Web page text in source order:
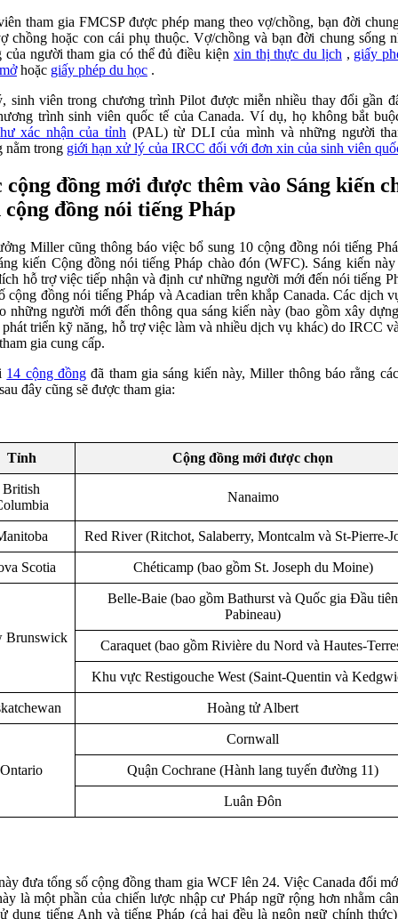
tham gia FMCSP được phép mang theo vợ/chồng, bạn đời
chồng hoặc con cái phụ thuộc. Vợ/chồng và bạn đời chung sống
của người tham gia có thể đủ điều kiện xin thị thực du lịch , giấy
hoặc giấy phép du học .
sinh viên trong chương trình Pilot được miễn nhiều thay đổi gần
trình sinh viên quốc tế của Canada. Ví dụ, họ không bắt
xác nhận của tỉnh (PAL) từ DLI của mình và những người
nằm trong giới hạn xử lý của IRCC đối với đơn xin của sinh viên
cộng đồng mới được thêm vào Sáng kiến
cộng đồng nói tiếng Pháp
Miller cũng thông báo việc bổ sung 10 cộng đồng nói tiếng
kiến ​​Cộng đồng nói tiếng Pháp chào đón (WFC). Sáng kiến ​​này
hỗ trợ việc tiếp nhận và định cư những người mới đến nói tiếng
cộng đồng nói tiếng Pháp và Acadian trên khắp Canada. Các dịch
những người mới đến thông qua sáng kiến ​​này (bao gồm xây
phát triển kỹ năng, hỗ trợ việc làm và nhiều dịch vụ khác) do IRCC
gia cung cấp.
14 cộng đồng đã tham gia sáng kiến ​​này, Miller thông báo rằng
đây cũng sẽ được tham gia:
Tỉnh Cộng đồng mới được chọn
British
Nanaimo
Red River (Ritchot, Salaberry, Montcalm và St-Pierre-
Scotia Chéticamp (bao gồm St. Joseph du Moine)
Brunswick
Belle-Baie (bao gồm Bathurst và Quốc gia Đầu tiên
Pabineau)
Caraquet (bao gồm Rivière du Nord và Hautes-
Khu vực Restigouche West (Saint-Quentin và
Hoàng tử Albert
Ontario
Cornwall
Quận Cochrane (Hành lang tuyến đường 11)
Luân Đôn
đưa tổng số cộng đồng tham gia WCF lên 24. Việc Canada đổi
là một phần của chiến lược nhập cư Pháp ngữ rộng hơn nhằm
dụng tiếng Anh và tiếng Pháp (cả hai đều là ngôn ngữ chính